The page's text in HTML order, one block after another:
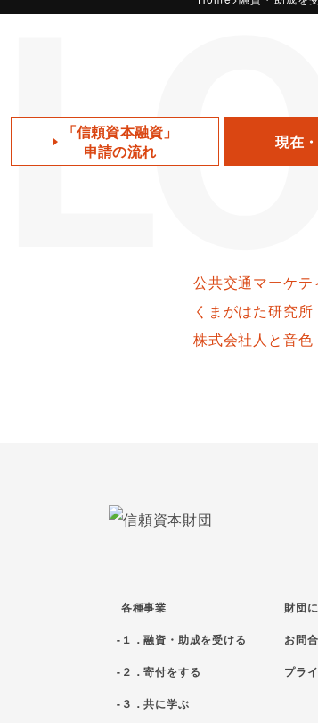
「信頼資本融資」
申請の流れ
現在
公共交通マーケテ
くまがはた研究所
株式会社人と音色
各種事業
１．融資・助成を受ける
２．寄付をする
３．共に学ぶ
財団
お問
プラ